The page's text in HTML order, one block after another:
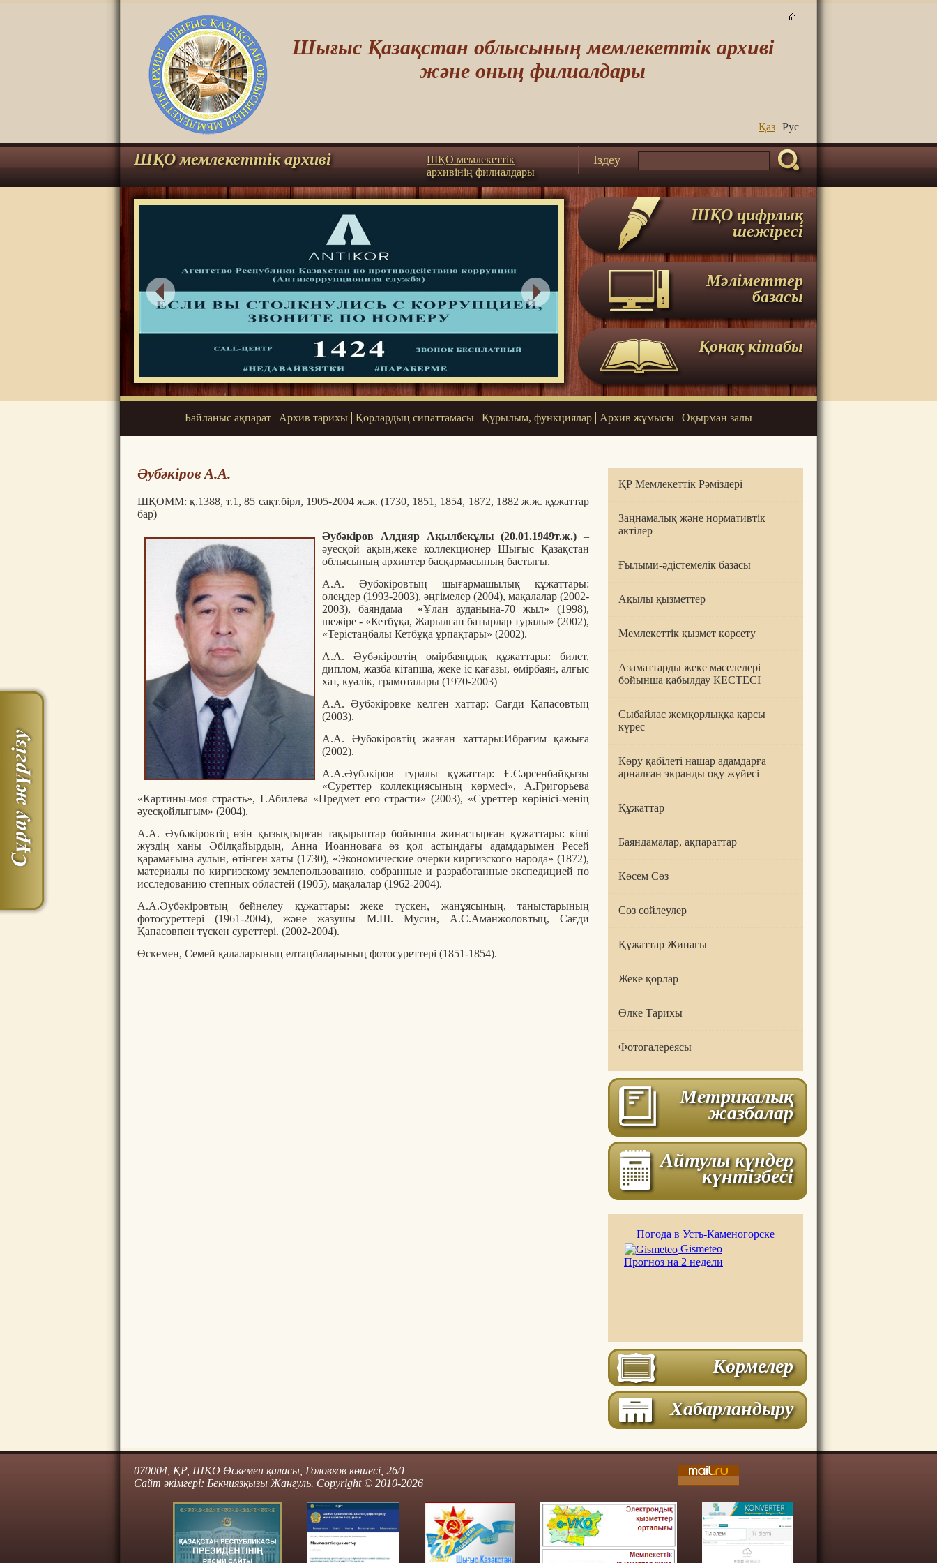
Шығыс Қазақстан облысының мемлекеттік архиві
және оның филиалдары
Қаз Руc
ШҚО мемлекеттік архиві
ШҚО мемлекеттік
архивінің филиалдары
Iздеу
ШҚО цифрлық
шежіресі
Мәліметтер
базасы
Қонақ кітабы
Байланыс ақпарат Архив тарихы Қорлардың сипаттамасы Құрылым, функциялар Архив жұмысы Оқырман залы
Әубәкіров А.А.
ШҚОММ: қ.1388, т.1, 85 сақт.бірл, 1905-2004 ж.ж. (1730, 1851, 1854, 1872, 1882 ж.ж. құжаттар
бар)
Әубәкіров Алдияр Ақылбекұлы (20.01.1949т.ж.) –
әуесқой ақын,жеке коллекционер Шығыс Қазақстан
облысының архивтер басқармасының бастығы.
А.А. Әубәкіровтың шығармашылық құжаттары:
өлеңдер (1993-2003), әңгімелер (2004), мақалалар (2002-
2003), баяндама «Ұлан ауданына-70 жыл» (1998),
шежіре - «Кетбұқа, Жарылғап батырлар туралы» (2002),
«Терістаңбалы Кетбұқа ұрпақтары» (2002).
А.А. Әубәкіровтің өмірбаяндық құжаттары: билет,
диплом, жазба кітапша, жеке іс қағазы, өмірбаян, алғыс
хат, куәлік, грамоталары (1970-2003)
А.А. Әубәкіровке келген хаттар: Сағди Қапасовтың
(2003).
А.А. Әубәкіровтің жазған хаттары:Ибрағим қажыға
(2002).
А.А.Әубәкіров туралы құжаттар: Ғ.Сәрсенбайқызы
«Суреттер коллекциясының көрмесі», А.Григорьева
«Картины-моя страсть», Г.Абилева «Предмет его страсти» (2003), «Суреттер көрінісі-менің
әуесқойлығым» (2004).
А.А. Әубәкіровтің өзін қызықтырған тақырыптар бойынша жинастырған құжаттары: кіші
жүздің ханы Әбілқайырдың, Анна Иоанноваға өз қол астындағы адамдарымен Ресей
қарамағына аулын, өтінген хаты (1730), «Экономические очерки киргизского народа» (1872),
материалы по киргизскому землепользованию, собранные и разработанные экспедицией по
исследованию степных областей (1905), мақалалар (1962-2004).
А.А.Әубәкіровтың бейнелеу құжаттары: жеке түскен, жанұясының, таныстарының
фотосуреттері (1961-2004), және жазушы М.Ш. Мусин, А.С.Аманжоловтың, Сағди
Қапасовпен түскен суреттері. (2002-2004).
Өскемен, Семей қалаларының елтаңбаларының фотосуреттері (1851-1854).
ҚР Мемлекеттік Рәміздері
Заңнамалық және нормативтік
актілер
Ғылыми-әдістемелік базасы
Ақылы қызметтер
Мемлекеттік қызмет көрсету
Азаматтарды жеке мәселелері
бойынша қабылдау КЕСТЕСІ
Сыбайлас жемқорлыққа қарсы
күрес
Көру қабілеті нашар адамдарға
арналған экранды оқу жүйесі
Құжаттар
Баяндамалар, ақпараттар
Көсем Сөз
Сөз сөйлеулер
Құжаттар Жинағы
Жеке қорлар
Өлке Тарихы
Фотогалереясы
Метрикалық
жазбалар
Айтулы күндер
күнтізбесі
Погода в Усть-Каменогорске
Gismeteo
Прогноз на 2 недели
Көрмелер
Хабарландыру
070004, ҚР, ШҚО Өскемен қаласы, Головков көшесі, 26/1
Сайт әкімгері: Бекниязқызы Жангуль. Copyright © 2010-2026